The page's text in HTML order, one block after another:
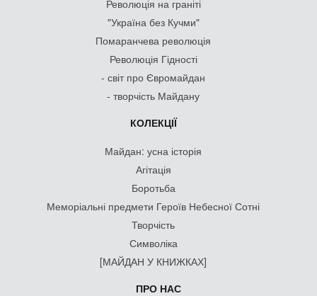
Революція на граніті
"Україна без Кучми"
Помаранчева революція
Революція Гідності
- світ про Євромайдан
- творчість Майдану
КОЛЕКЦІЇ
Майдан: усна історія
Агітація
Боротьба
Меморіальні предмети Героїв Небесної Сотні
Творчість
Символіка
[МАЙДАН У КНИЖКАХ]
ПРО НАС